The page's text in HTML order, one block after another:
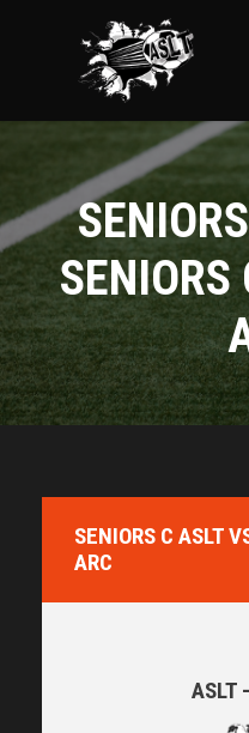
SENIORS
SENIORS C ASLT
ARC
ASLT